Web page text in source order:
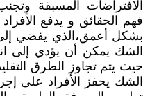
الافتراضات المسبقة
فهم الحقائق و يدفع
بشكل أعمق،الذي يفضي
الشك يمكن أن يؤدي إلى
حيث يتم تجاوز الطرق
الشك يحفز الأفراد على